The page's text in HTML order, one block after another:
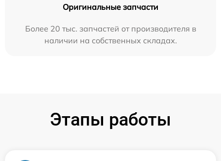
Оригинальные запчасти
Более 20 тыс. запчастей от производителя в
наличии на собственных складах.
Этапы работы